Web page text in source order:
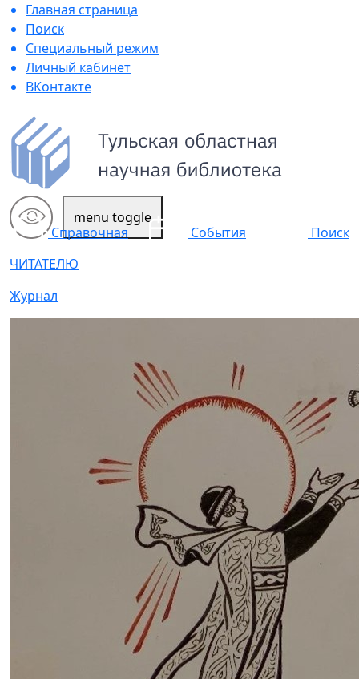
Главная страница
Поиск
Специальный режим
Личный кабинет
ВКонтакте
menu toggle
Справочная
События
Поиск
ЧИТАТЕЛЮ
Журнал